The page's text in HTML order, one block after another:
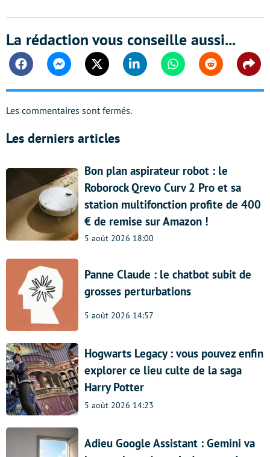
La rédaction vous conseille aussi...
FacebookMessengerTwitter Linkedin WhatsappReddit
Les commentaires sont fermés.
Les derniers articles
Bon plan aspirateur robot : le
Roborock Qrevo Curv 2 Pro et sa
station multifonction profite de 400
€ de remise sur Amazon !
5 août 2026 18:00
Panne Claude : le chatbot subit de
grosses perturbations
5 août 2026 14:57
Hogwarts Legacy : vous pouvez enfin
explorer ce lieu culte de la saga
Harry Potter
5 août 2026 14:23
Adieu Google Assistant : Gemini va